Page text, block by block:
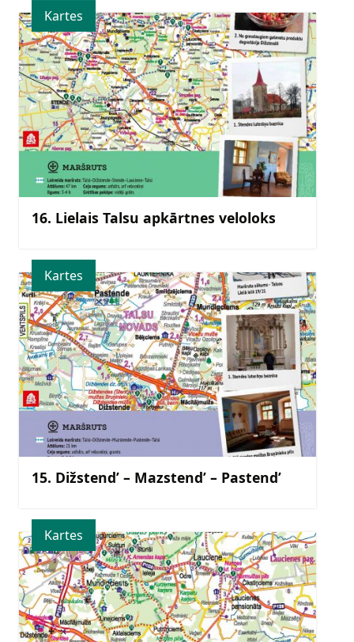
Kartes
16. Lielais Talsu apkārtnes veloloks
Kartes
15. Dižstend’ – Mazstend’ – Pastend’
Kartes